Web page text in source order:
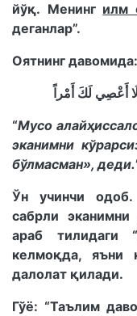
йўқ. Менинг илм
деганлар”.
Оятнинг давомида:
أَعْصِي لَكَ أَمْراً
“Мусо
эканимни
бўлмасман», деди.
Ўн учинчи одоб.
сабрли эканимни
араб тилидаги
келмоқда, яъни
далолат қилади.
Гўё: “Таълим